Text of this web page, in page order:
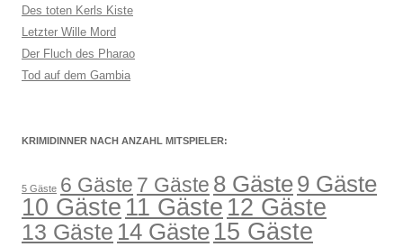
Des toten Kerls Kiste
Letzter Wille Mord
Der Fluch des Pharao
Tod auf dem Gambia
KRIMIDINNER NACH ANZAHL MITSPIELER:
5 Gäste 6 Gäste 7 Gäste 8 Gäste9 Gäste
10 Gäste 11 Gäste 12 Gäste
13 Gäste 14 Gäste 15 Gäste